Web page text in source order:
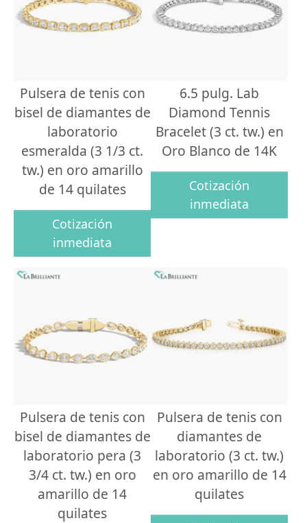
Pulsera de tenis con
bisel de diamantes de
laboratorio
esmeralda (3 1/3 ct.
tw.) en oro amarillo
de 14 quilates
Cotización
inmediata
6.5 pulg. Lab
Diamond Tennis
Bracelet (3 ct. tw.) en
Oro Blanco de 14K
Cotización
inmediata
Pulsera de tenis con
bisel de diamantes de
laboratorio pera (3
3/4 ct. tw.) en oro
amarillo de 14
quilates
Pulsera de tenis con
diamantes de
laboratorio (3 ct. tw.)
en oro amarillo de 14
quilates